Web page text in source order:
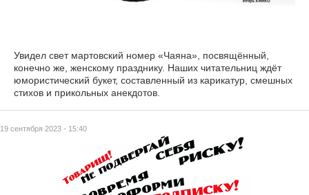
19 сентября 2023 - 15:40
Увидел свет мартовский номер «Чаяна», посвящённый,
конечно же, женскому празднику. Наших читательниц ждёт
юмористический букет, составленный из карикатур, смешных
стихов и прикольных анекдотов.